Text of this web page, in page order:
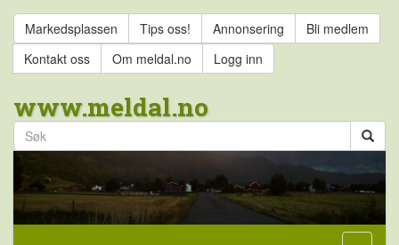
Markedsplassen Tips oss! Annonsering
Bli medlem
Kontakt oss
Om meldal.no Logg inn
www.meldal.no